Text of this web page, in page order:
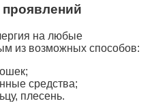
на любые
из возможных способов:
средства;
плесень.